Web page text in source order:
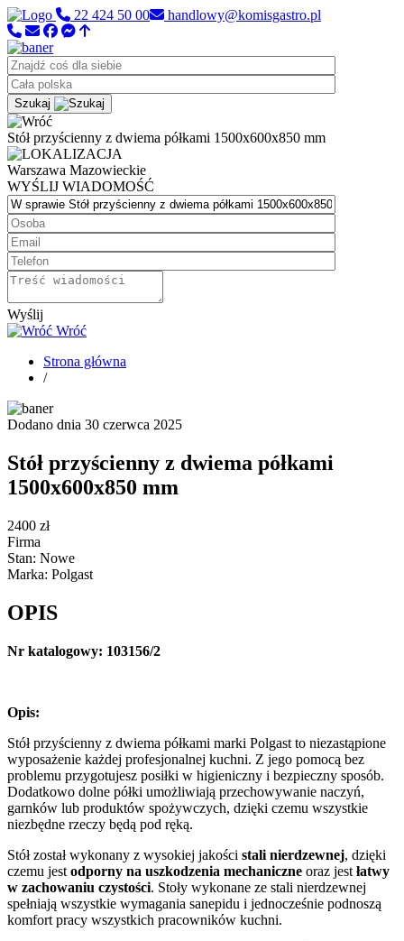
22 424 50 00 handlowy@komisgastro.pl
Szukaj
Stół przyścienny z dwiema półkami 1500x600x850 mm
Warszawa Mazowieckie
WYŚLIJ WIADOMOŚĆ
Wyślij
Wróć
Strona główna
/
Dodano dnia 30 czerwca 2025
Stół przyścienny z dwiema półkami
1500x600x850 mm
2400 zł
Firma
Stan: Nowe
Marka: Polgast
OPIS
Nr katalogowy: 103156/2
Opis:
Stół przyścienny z dwiema półkami marki Polgast to niezastąpione
wyposażenie każdej profesjonalnej kuchni. Z jego pomocą bez
problemu przygotujesz posiłki w higieniczny i bezpieczny sposób.
Dodatkowo dolne półki umożliwiają przechowywanie naczyń,
garnków lub produktów spożywczych, dzięki czemu wszystkie
niezbędne rzeczy będą pod ręką.
Stół został wykonany z wysokiej jakości stali nierdzewnej, dzięki
czemu jest odporny na uszkodzenia mechaniczne oraz jest łatwy
w zachowaniu czystości. Stoły wykonane ze stali nierdzewnej
spełniają wszystkie wymagania sanepidu i jednocześnie podnoszą
komfort pracy wszystkich pracowników kuchni.